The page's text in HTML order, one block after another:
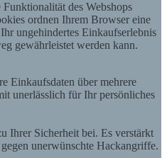
des Webshops
ordnen Ihrem Browser eine
ungehindertes Einkaufserlebnis
gewährleistet werden kann.
Einkaufsdaten über mehrere
unerlässlich für Ihr persönliches
Ihrer Sicherheit bei. Es verstärkt
unerwünschte Hackangriffe.